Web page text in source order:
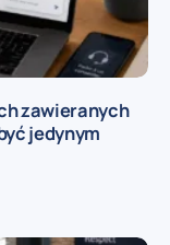
zawieranych
jedynym